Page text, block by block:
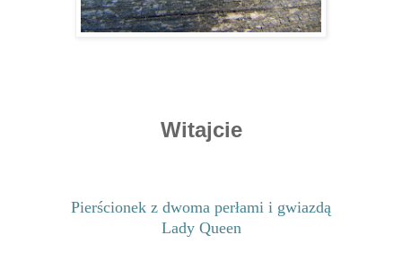
Witajcie
Pierścionek z dwoma perłami i gwiazdą
Lady Queen